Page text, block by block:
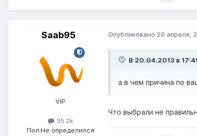
Saab95
VIP
35.2k
Пол:Не определился
Опубликовано 20 апреля,
В 20.04.2013 в
а в чем причина по
Что выбрали не